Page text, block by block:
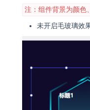
注：组件背景为颜色
未开启毛玻璃效